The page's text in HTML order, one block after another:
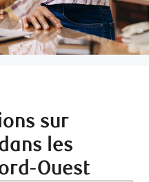
sur
les
Ouest